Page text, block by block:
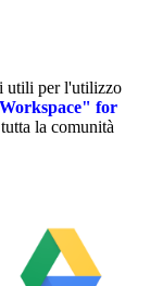
utili per l'utilizzo
for
la comunità